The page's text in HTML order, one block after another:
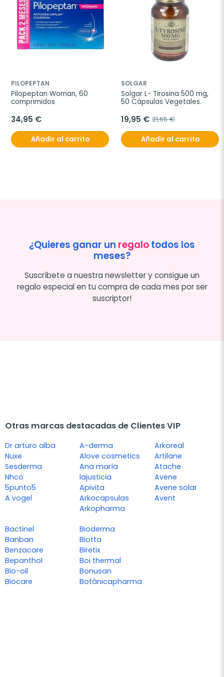
PILOPEPTAN
Pilopeptan Woman, 60
comprimidos
34,95 €
Añadir al carrito
SOLGAR
Solgar L- Tirosina 500 mg,
50 Cápsulas Vegetales.
19,95 € 21,65 €
Añadir al carrito
¿Quieres ganar un regalotodos los
meses?
Suscríbete a nuestra newsletter y consigue un
regalo especial en tu compra de cada mes por ser
suscriptor!
Otras marcas destacadas de Clientes VIP
Dr arturo alba
Nuxe
Sesderma
Nhco
5punto5
A vogel
A-derma
Alove cosmetics
Ana maría
lajusticia
Apivita
Arkocapsulas
Arkopharma
Arkoreal
Artilane
Atache
Avene
Avene solar
Avent
Bactinel
Banban
Benzacare
Bepanthol
Bio-oil
Biocare
Bioderma
Biotta
Biretix
Boi thermal
Bonusan
Botánicapharma